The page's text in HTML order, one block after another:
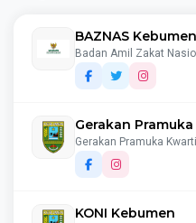
BAZNAS Kebumen
Badan Amil Zakat
Gerakan
Gerakan Pramuka
KONI Kebumen